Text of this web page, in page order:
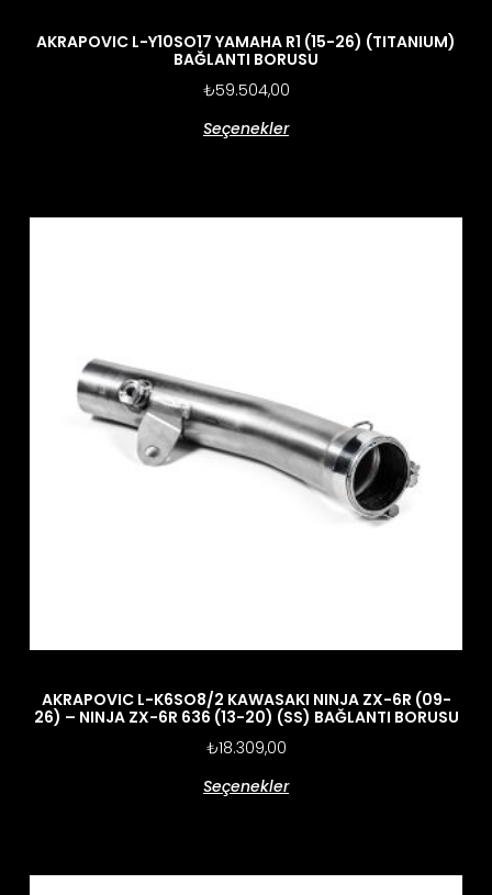
AKRAPOVIC L-Y10SO17 YAMAHA R1 (15-26) (TITANIUM)
BAĞLANTI BORUSU
₺59.504,00
Seçenekler
AKRAPOVIC L-K6SO8/2 KAWASAKI NINJA ZX-6R (09-
26) – NINJA ZX-6R 636 (13-20) (SS) BAĞLANTI BORUSU
₺18.309,00
Seçenekler